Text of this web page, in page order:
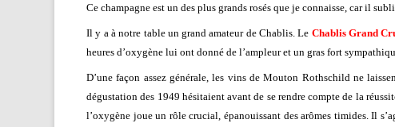
Ce champagne est un des plus grands rosés que je connaisse, car il
Il y a à notre table un grand amateur de Chablis. Le Chablis Grand
heures d’oxygène lui ont donné de l’ampleur et un gras fort
D’une façon assez générale, les vins de Mouton Rothschild ne
dégustation des 1949 hésitaient avant de se rendre compte de la
l’oxygène joue un rôle crucial, épanouissant des arômes timides. Il